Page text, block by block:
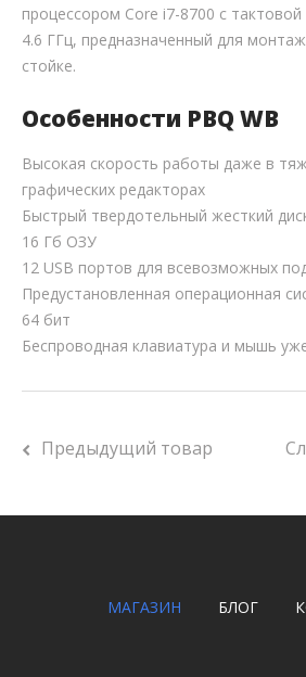
процессором Core i7-8700 с
4.6 ГГц, предназначенный для
стойке.
Особенности PBQ WB
Высокая скорость работы даже в
графических редакторах
Быстрый твердотельный жесткий
16 Гб ОЗУ
12 USB портов для всевозможных
Предустановленная операционная
64 бит
Беспроводная клавиатура и мышь
Предыдущий товар
МАГАЗИН БЛОГ